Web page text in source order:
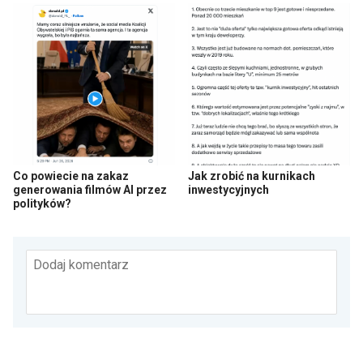
Co powiecie na zakaz
generowania filmów AI przez
polityków?
Jak zrobić na kurnikach
inwestycyjnych
Dodaj komentarz